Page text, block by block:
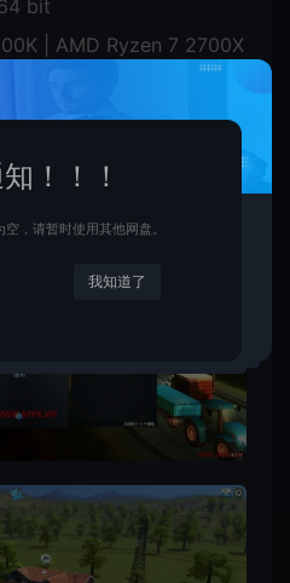
bit
| AMD Ryzen 7 2700X
580 | AMD Radeon™
！！！
，请暂时使用其他网盘。
我知道了